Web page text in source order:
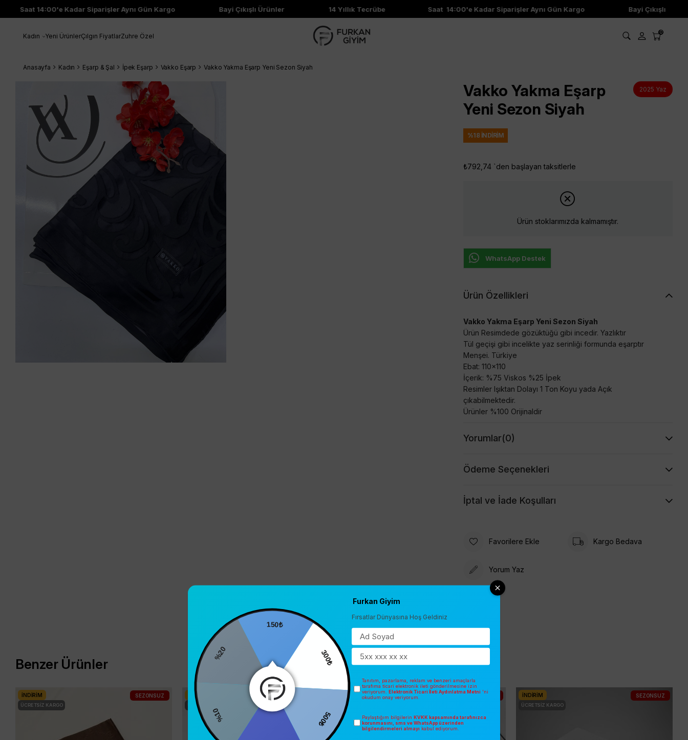
Saat 14:00'e Kadar Siparişler Aynı Gün Kargo Bayi Çıkışlı Ürünler 14 Yıllık Tecrübe Saat 14:00'e Kadar Siparişler Aynı Gün Kargo Bayi Çıkışlı Ürünler
Kadın Yeni ÜrünlerÇılgın FiyatlarZuhre Özel 0
Anasayfa Kadın Eşarp & Şal İpek Eşarp Vakko Eşarp Vakko Yakma Eşarp Yeni Sezon Siyah
Vakko Yakma Eşarp
Yeni Sezon Siyah
2025 Yaz
%18 İNDIRIM
₺792,74 `den başlayan taksitlerle
Ürün stoklarımızda kalmamıştır.
WhatsApp Destek
Ürün Özellikleri
Vakko Yakma Eşarp Yeni Sezon Siyah
Ürün Resimdede gözüktüğü gibi incedir. Yazlıktır
Tül geçişi gibi incelikte yaz serinliği formunda eşarptır
Menşei. Türkiye
Ebat: 110x110
İçerik: %75 Viskos %25 İpek
Resimler Işıktan Dolayı 1 Ton Koyu yada Açık
çıkabilmektedir.
Ürünler %100 Orijinaldir
Yorumlar(0)
Ödeme Seçenekleri
İptal ve İade Koşulları
Favorilere Ekle Kargo Bedava
Yorum Yaz
Benzer Ürünler
İNDIRIM
ÜCRETSIZ KARGO
SEZONSUZ İNDIRIM
ÜCRETSIZ KARGO
İNDIRIM SEZONSUZ İNDIRIM
ÜCRETSIZ KARGO
SEZONSUZ
150₺
300₺
500₺
%10
%20
Furkan Giyim
Fırsatlar Dünyasına Hoş Geldiniz
Tanıtım, pazarlama, reklam ve benzeri amaçlarla
tarafıma ticari elektronik ileti gönderilmesine izin
veriyorum. Elektronik Ticari İleti Aydınlatma Metni 'ni
okudum onay veriyorum.
Paylaştığım bilgilerin KVKK kapsamında tarafınızca
korunmasını, sms ve WhatsApp üzerinden
bilgilendirmeleri almayı kabul ediyorum.